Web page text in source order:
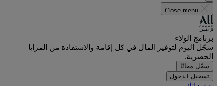
Close menu
برنامج الولاء
سجّل اليوم لتوفير المال في كل إقامة والاستفادة من المزايا
الحصرية.
سجّل مجانًا
تسجيل الدخول